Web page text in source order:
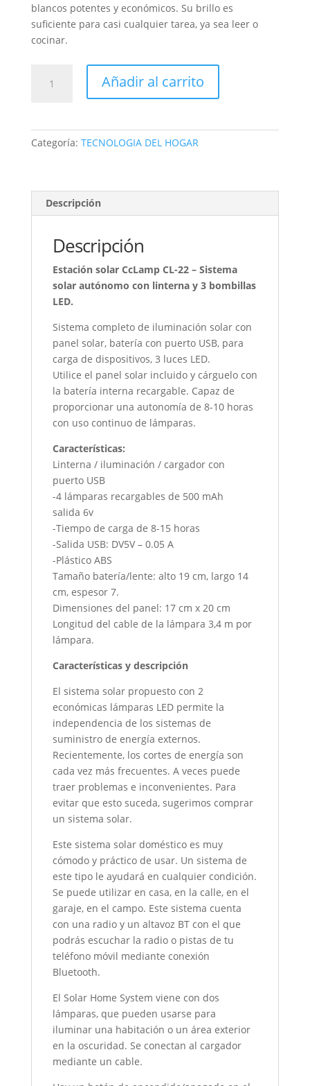
blancos potentes y económicos. Su brillo es
suficiente para casi cualquier tarea, ya sea leer o
cocinar.
panel
parlante
bt
powerbanck
lampara
cantidad
Añadir al carrito
Categoría: TECNOLOGIA DEL HOGAR
Descripción
Descripción
Estación solar CcLamp CL-22 – Sistema
solar autónomo con linterna y 3 bombillas
LED.
Sistema completo de iluminación solar con
panel solar, batería con puerto USB, para
carga de dispositivos, 3 luces LED.
Utilice el panel solar incluido y cárguelo con
la batería interna recargable. Capaz de
proporcionar una autonomía de 8-10 horas
con uso continuo de lámparas.
Características:
Linterna / iluminación / cargador con
puerto USB
-4 lámparas recargables de 500 mAh
salida 6v
-Tiempo de carga de 8-15 horas
-Salida USB: DV5V – 0.05 A
-Plástico ABS
Tamaño batería/lente: alto 19 cm, largo 14
cm, espesor 7.
Dimensiones del panel: 17 cm x 20 cm
Longitud del cable de la lámpara 3,4 m por
lámpara.
Características y descripción
El sistema solar propuesto con 2
económicas lámparas LED permite la
independencia de los sistemas de
suministro de energía externos.
Recientemente, los cortes de energía son
cada vez más frecuentes. A veces puede
traer problemas e inconvenientes. Para
evitar que esto suceda, sugerimos comprar
un sistema solar.
Este sistema solar doméstico es muy
cómodo y práctico de usar. Un sistema de
este tipo le ayudará en cualquier condición.
Se puede utilizar en casa, en la calle, en el
garaje, en el campo. Este sistema cuenta
con una radio y un altavoz BT con el que
podrás escuchar la radio o pistas de tu
teléfono móvil mediante conexión
Bluetooth.
El Solar Home System viene con dos
lámparas, que pueden usarse para
iluminar una habitación o un área exterior
en la oscuridad. Se conectan al cargador
mediante un cable.